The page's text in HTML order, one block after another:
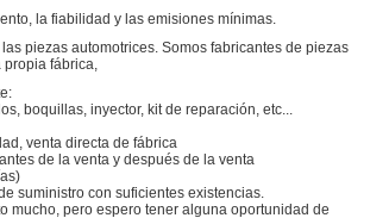
la fiabilidad y las emisiones mínimas.
piezas automotrices. Somos fabricantes de piezas
propia fábrica,
boquillas, inyector, kit de reparación, etc...
venta directa de fábrica
de la venta y después de la venta
suministro con suficientes existencias.
mucho, pero espero tener alguna oportunidad de